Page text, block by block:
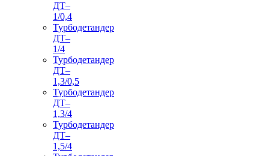
ДТ–
1/0,4
Турбодетандер
ДТ–
1/4
Турбодетандер
ДТ–
1,3/0,5
Турбодетандер
ДТ–
1,3/4
Турбодетандер
ДТ–
1,5/4